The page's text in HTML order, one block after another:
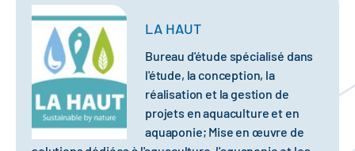
LA HAUT
Bureau d'étude spécialisé dans
l'étude, la conception, la
réalisation et la gestion de
projets en aquaculture et en
aquaponie; Mise en œuvre de